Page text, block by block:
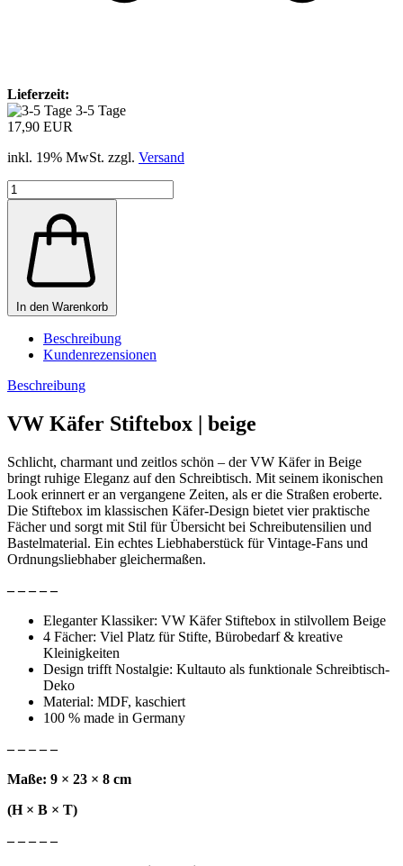
Lieferzeit:
3-5 Tage
17,90 EUR
inkl. 19% MwSt. zzgl. Versand
In den Warenkorb
Beschreibung
Kundenrezensionen
Beschreibung
VW Käfer Stiftebox | beige
Schlicht, charmant und zeitlos schön – der VW Käfer in Beige
bringt ruhige Eleganz auf den Schreibtisch. Mit seinem ikonischen
Look erinnert er an vergangene Zeiten, als er die Straßen eroberte.
Die Stiftebox im klassischen Käfer-Design bietet vier praktische
Fächer und sorgt mit Stil für Übersicht bei Schreibutensilien und
Bastelmaterial. Ein echtes Liebhaberstück für Vintage-Fans und
Ordnungsliebhaber gleichermaßen.
– – – – –
Eleganter Klassiker: VW Käfer Stiftebox in stilvollem Beige
4 Fächer: Viel Platz für Stifte, Bürobedarf & kreative
Kleinigkeiten
Design trifft Nostalgie: Kultauto als funktionale Schreibtisch-
Deko
Material: MDF, kaschiert
100 % made in Germany
– – – – –
Maße: 9 × 23 × 8 cm
(H × B × T)
– – – – –